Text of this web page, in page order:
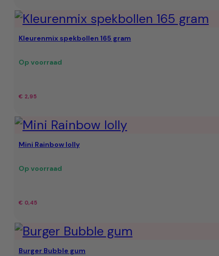
was:
€ 23,95.
is:
€ 19,95.
Kleurenmix spekbollen 165 gram
Op voorraad
€ 2,95
Mini Rainbow lolly
Op voorraad
€ 0,45
Burger Bubble gum